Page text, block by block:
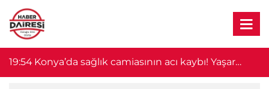
19:54 Konya’da sağlık camiasının acı kaybı! Yaşar
Ulutaş hayatını kaybetti